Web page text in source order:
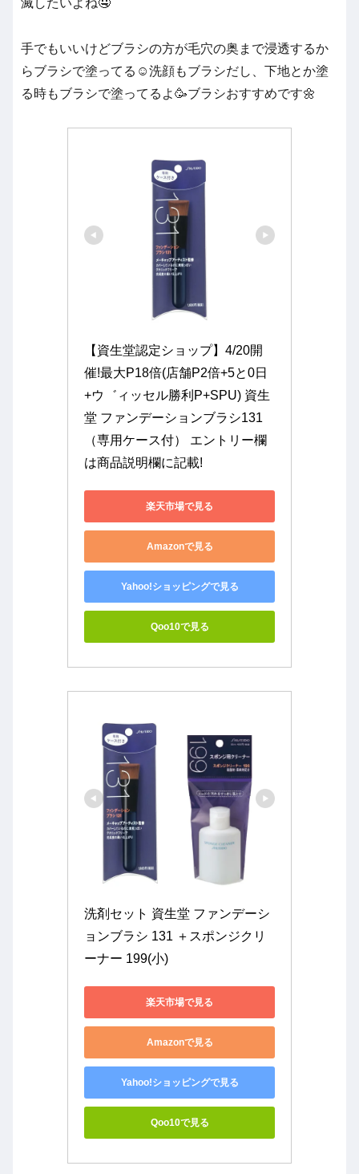
手でもいいけどブラシの方が毛穴の奥まで浸透するか
らブラシで塗ってる☺️洗顔もブラシだし、下地とか塗
る時もブラシで塗ってるよ🥳ブラシおすすめです🌼
【資生堂認定ショップ】4/20開
催!最大P18倍(店舗P2倍+5と0日
+ウ゛ィッセル勝利P+SPU) 資生
堂 ファンデーションブラシ131
（専用ケース付） エントリー欄
は商品説明欄に記載!
楽天市場で見る
Amazonで見る
Yahoo!ショッピングで見る
Qoo10で見る
洗剤セット 資生堂 ファンデーシ
ョンブラシ 131 ＋スポンジクリ
ーナー 199(小)
楽天市場で見る
Amazonで見る
Yahoo!ショッピングで見る
Qoo10で見る